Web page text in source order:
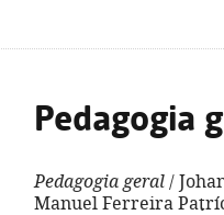
Pedagogia
Pedagogia geral /
Manuel Ferreira